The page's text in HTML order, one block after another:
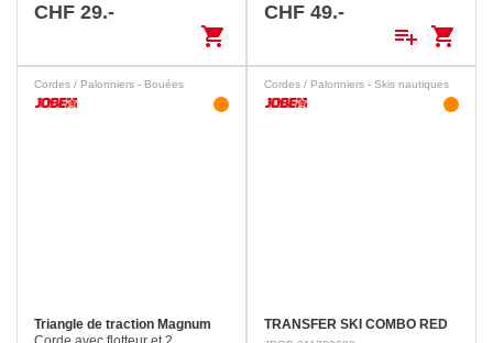
CHF 29.-
shopping_cart
possèdent…
CHF 49.-
playlist_add shopping_cart
Cordes / Palonniers - Bouées
Triangle de traction Magnum
Cordes / Palonniers - Skis nautiques
TRANSFER SKI COMBO RED